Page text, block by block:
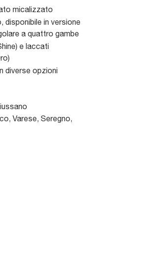
micalizzato
disponibile in versione
a quattro gambe
e laccati
diverse opzioni
Varese, Seregno,